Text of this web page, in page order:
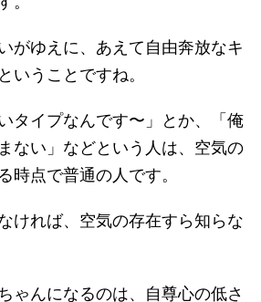
がゆえに、あえて自由奔放なキ
いうことですね。
タイプなんです〜」とか、「俺
ない」などという人は、空気の
時点で普通の人です。
ければ、空気の存在すら知らな
ゃんになるのは、自尊心の低さ